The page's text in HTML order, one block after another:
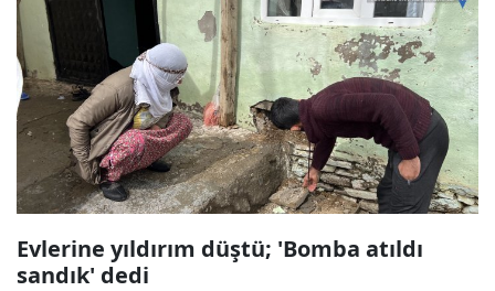
Evlerine yıldırım düştü; 'Bomba atıldı
sandık' dedi